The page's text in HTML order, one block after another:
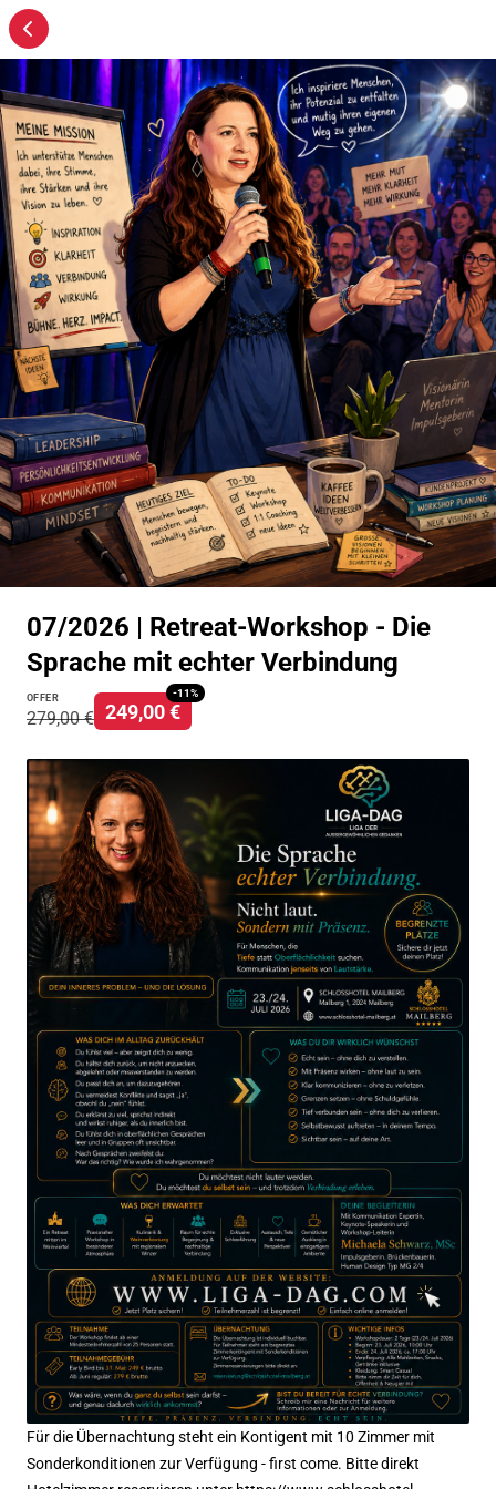
07/2026 | Retreat-Workshop - Die
Sprache mit echter Verbindung
OFFER
279,00 € 249,00 €
-11%
Für die Übernachtung steht ein Kontigent mit 10 Zimmer mit
Sonderkonditionen zur Verfügung - first come. Bitte direkt